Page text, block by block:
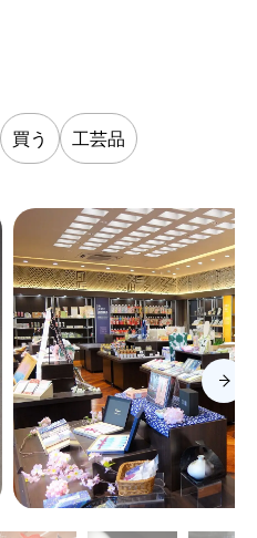
買う 工芸品